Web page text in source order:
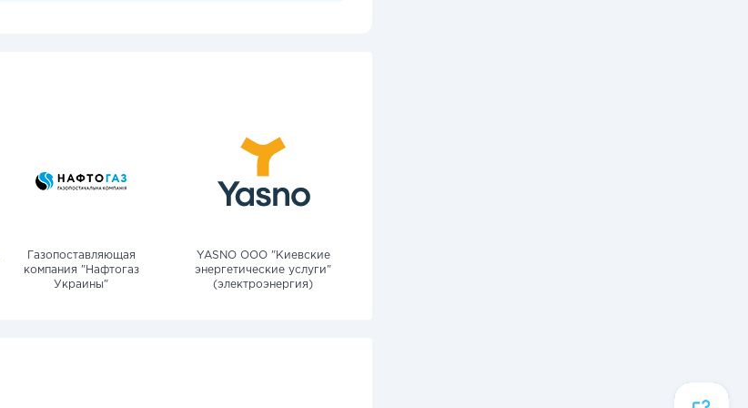
Газопоставляющая
компания "Нафтогаз
Украины"
YASNO OOO "Киевские
энергетические услуги"
(электроэнергия)